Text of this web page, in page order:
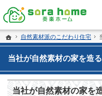
ホーム
自然素材派のこだわり住宅
当社が自然素材の家を造
静岡・沼津市の新築・注文住宅・新
sora home 奏楽ホーム‐静岡・沼津
当社が自然素材の家を